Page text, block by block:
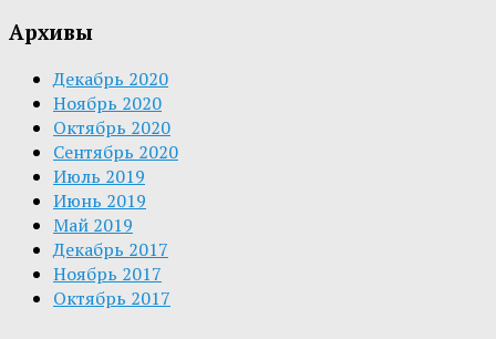
Архивы
Декабрь 2020
Ноябрь 2020
Октябрь 2020
Сентябрь 2020
Июль 2019
Июнь 2019
Май 2019
Декабрь 2017
Ноябрь 2017
Октябрь 2017